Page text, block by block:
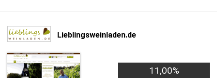
Lieblingsweinladen.de
11,00%